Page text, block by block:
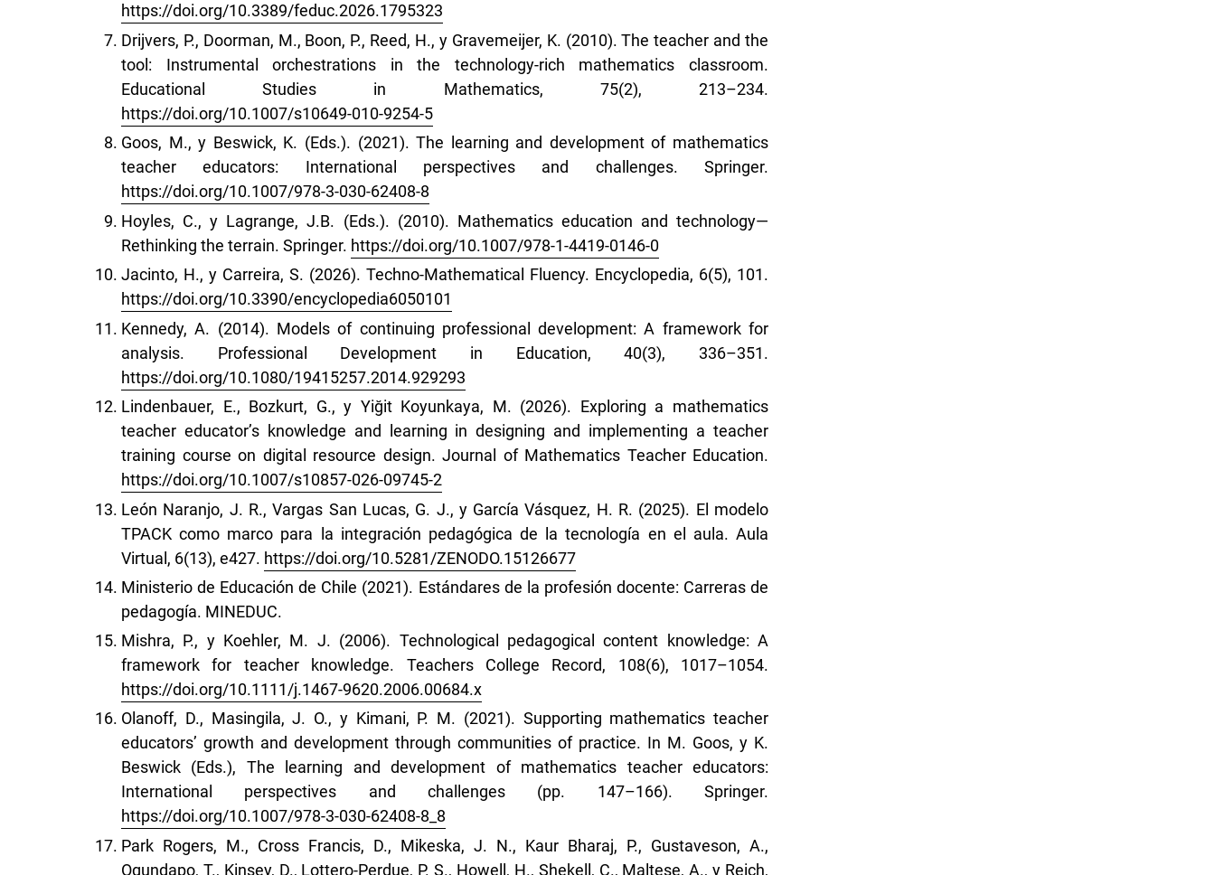
https://doi.org/10.3389/feduc.2026.1795323
Drijvers, P., Doorman, M., Boon, P., Reed, H., y Gravemeijer, K. (2010). The teacher and the
tool: Instrumental orchestrations in the technology-rich mathematics classroom.
Educational Studies in Mathematics, 75(2), 213–234.
https://doi.org/10.1007/s10649-010-9254-5
Goos, M., y Beswick, K. (Eds.). (2021). The learning and development of mathematics
teacher educators: International perspectives and challenges. Springer.
https://doi.org/10.1007/978-3-030-62408-8
Hoyles, C., y Lagrange, J.B. (Eds.). (2010). Mathematics education and technology—
Rethinking the terrain. Springer. https://doi.org/10.1007/978-1-4419-0146-0
Jacinto, H., y Carreira, S. (2026). Techno-Mathematical Fluency. Encyclopedia, 6(5), 101.
https://doi.org/10.3390/encyclopedia6050101
Kennedy, A. (2014). Models of continuing professional development: A framework for
analysis. Professional Development in Education, 40(3), 336–351.
https://doi.org/10.1080/19415257.2014.929293
Lindenbauer, E., Bozkurt, G., y Yiğit Koyunkaya, M. (2026). Exploring a mathematics
teacher educator’s knowledge and learning in designing and implementing a teacher
training course on digital resource design. Journal of Mathematics Teacher Education.
https://doi.org/10.1007/s10857-026-09745-2
León Naranjo, J. R., Vargas San Lucas, G. J., y García Vásquez, H. R. (2025). El modelo
TPACK como marco para la integración pedagógica de la tecnología en el aula. Aula
Virtual, 6(13), e427. https://doi.org/10.5281/ZENODO.15126677
Ministerio de Educación de Chile (2021). Estándares de la profesión docente: Carreras de
pedagogía. MINEDUC.
Mishra, P., y Koehler, M. J. (2006). Technological pedagogical content knowledge: A
framework for teacher knowledge. Teachers College Record, 108(6), 1017–1054.
https://doi.org/10.1111/j.1467-9620.2006.00684.x
Olanoff, D., Masingila, J. O., y Kimani, P. M. (2021). Supporting mathematics teacher
educators’ growth and development through communities of practice. In M. Goos, y K.
Beswick (Eds.), The learning and development of mathematics teacher educators:
International perspectives and challenges (pp. 147–166). Springer.
https://doi.org/10.1007/978-3-030-62408-8_8
Park Rogers, M., Cross Francis, D., Mikeska, J. N., Kaur Bharaj, P., Gustaveson, A.,
Ogundapo, T., Kinsey, D., Lottero-Perdue, P. S., Howell, H., Shekell, C., Maltese, A., y Reich,